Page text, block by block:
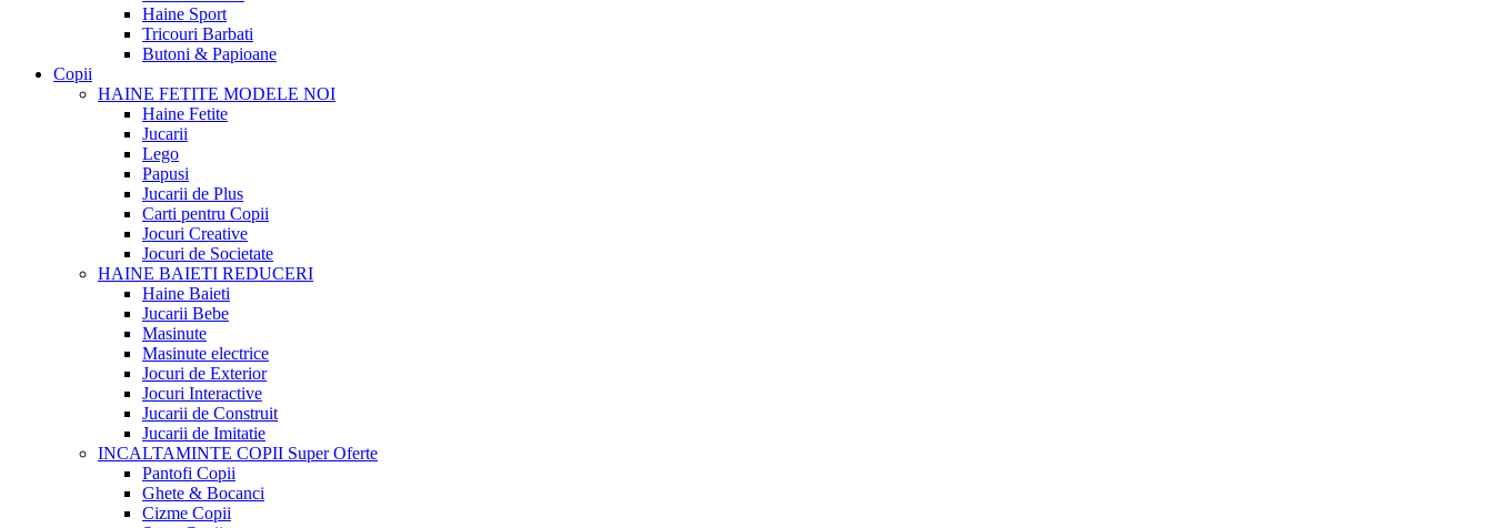
Haine Sport
Tricouri Barbati
Butoni & Papioane
Copii
HAINE FETITE MODELE NOI
Haine Fetite
Jucarii
Lego
Papusi
Jucarii de Plus
Carti pentru Copii
Jocuri Creative
Jocuri de Societate
HAINE BAIETI REDUCERI
Haine Baieti
Jucarii Bebe
Masinute
Masinute electrice
Jocuri de Exterior
Jocuri Interactive
Jucarii de Construit
Jucarii de Imitatie
INCALTAMINTE COPII Super Oferte
Pantofi Copii
Ghete & Bocanci
Cizme Copii